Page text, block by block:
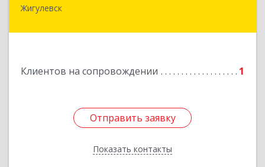
Жигулевск
Клиентов на сопровождении 1
Отправить заявку
Показать контакты
445350, Самарская обл., Жигулевск, ул.Пушкина,
Отправить заявку
Назад